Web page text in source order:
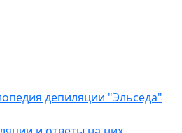
депиляции "Эльседа"